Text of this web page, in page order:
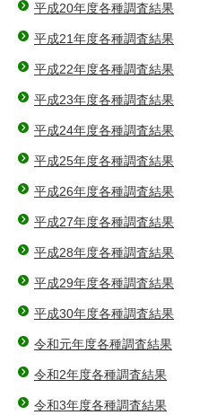
平成20年度各種調査結果
平成21年度各種調査結果
平成22年度各種調査結果
平成23年度各種調査結果
平成24年度各種調査結果
平成25年度各種調査結果
平成26年度各種調査結果
平成27年度各種調査結果
平成28年度各種調査結果
平成29年度各種調査結果
平成30年度各種調査結果
令和元年度各種調査結果
令和2年度各種調査結果
令和3年度各種調査結果